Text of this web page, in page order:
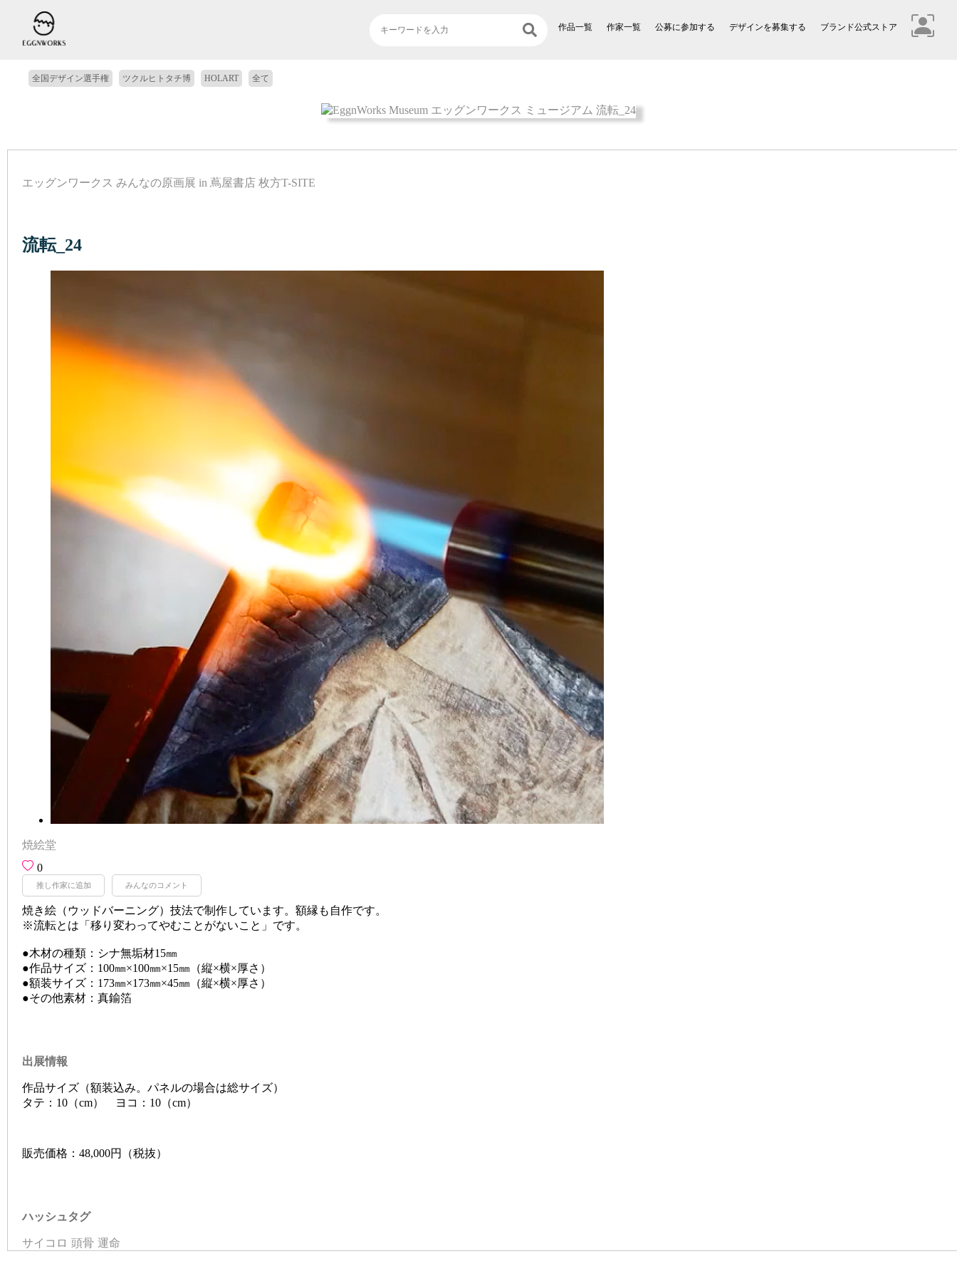
作品一覧 作家一覧 公募に参加する デザインを募集する ブランド公式ストア
全国デザイン選手権 ツクルヒトタチ博 HOLART 全て
エッグンワークス みんなの原画展 in 蔦屋書店 枚方T-SITE
流転_24
焼絵堂
0
推し作家に追加 みんなのコメント
焼き絵（ウッドバーニング）技法で制作しています。額縁も自作です。
※流転とは「移り変わってやむことがないこと」です。
●木材の種類：シナ無垢材15㎜
●作品サイズ：100㎜×100㎜×15㎜（縦×横×厚さ）
●額装サイズ：173㎜×173㎜×45㎜（縦×横×厚さ）
●その他素材：真鍮箔
出展情報
作品サイズ（額装込み。パネルの場合は総サイズ）
タテ：10（cm） ヨコ：10（cm）
販売価格：48,000円（税抜）
ハッシュタグ
サイコロ 頭骨 運命